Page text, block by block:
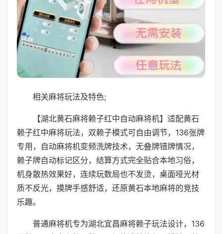
相关麻将玩法及特色;
【湖北黄石麻将赖子红中自动麻将机】适配黄石
赖子红中麻将玩法，双赖子模式可自由调节，136张牌
专用，自动麻将机变频洗牌技术，无叠牌错牌情况，
赖子牌自动标记区分，结算方式完全贴合本地习俗，
机身散热效果好，连续玩数局也不发烫，桌面哑光材
质不反光，摸牌手感舒适，还原黄石本地麻将的竞技
乐趣。
普通麻将机专为湖北宜昌麻将赖子玩法设计，136